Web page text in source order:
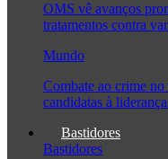
OMS vê avanços
tratamentos contra
Mundo
Combate ao crime
candidatas à
Bastidores
Bastidores